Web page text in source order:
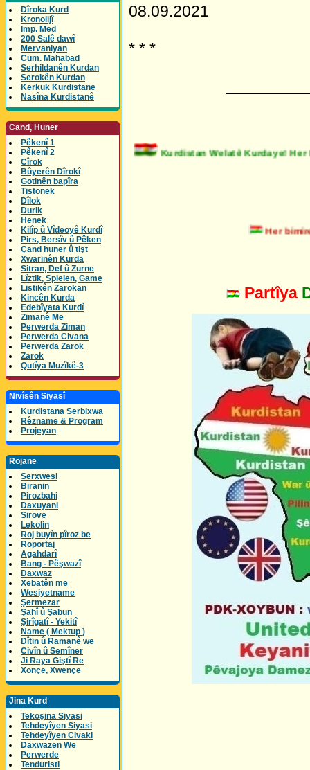
Dîroka Kurd
Kronolijî
Imp. Med
200 Salê dawî
Mervaniyan
Cum. Mahabad
Serhildanên Kurdan
Serokên Kurdan
Kerkuk Kurdistane
Nasîna Kurdistanê
Cand, Huner
Pêkenî 1
Pêkenî 2
Cîrok
Bûyerên Dîrokî
Gotinên bapîra
Tistonek
Dîlok
Durik
Henek
Kilîp û Vîdeoyê Kurdî
Pirs, Bersîv û Pêken
Çand huner û tişt
Xwarinên Kurda
Sitran, Def û Zurne
Lîztik, Spielen, Game
Listikên Zarokan
Kincên Kurda
Edebîyata Kurdî
Zimanê Me
Perwerda Ziman
Perwerda Civana
Perwerda Zarok
Zarok
Qutîya Muzîkê-3
Nivîsên Siyasî
Kurdistana Serbixwa
Rêzname & Program
Projeyan
Rojane
Serxwesi
Biranin
Pirozbahi
Daxuyani
Sirove
Lekolin
Roj buyîn pîroz be
Roportaj
Agahdarî
Bang - Pêşwazî
Daxwaz
Xebatên me
Wesiyetname
Şermezar
Şahî û Şabun
Şirîgatî - Yekitî
Name ( Mektup )
Dîtin û Ramanê we
Civîn û Semîner
Ji Raya Giştî Re
Xonçe, Xwençe
Jina Kurd
Tekoşina Siyasi
Tehdeyîyen Siyasi
Tehdeyîyen Civaki
Daxwazen We
Perwerde
Tenduristi
08.09.2021
* * *
Kurdistan Welatê Kurdaye!
Her bimire
Partîya